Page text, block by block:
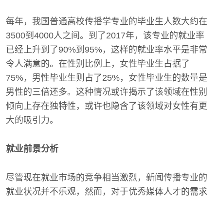
每年，我国普通高校传播学专业的毕业生人数大约在
3500到4000人之间。到了2017年，该专业的就业率
已经上升到了90%到95%，这样的就业率水平是非常
令人满意的。在性别比例上，女性毕业生占据了
75%，男性毕业生则占了25%，女性毕业生的数量是
男性的三倍还多。这种情况或许揭示了该领域在性别
倾向上存在独特性，或许也隐含了该领域对女性有更
大的吸引力。
就业前景分析
尽管现在就业市场的竞争相当激烈，新闻传播专业的
就业状况并不乐观，然而，对于优秀媒体人才的需求